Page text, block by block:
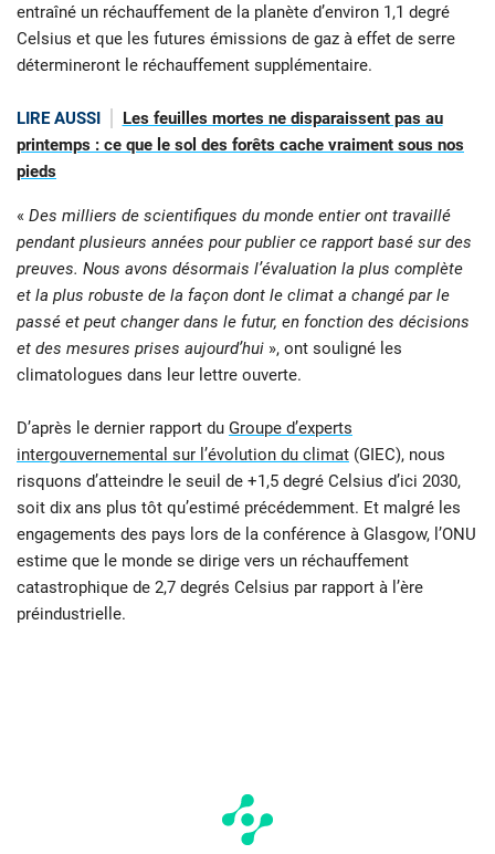
entraîné un réchauffement de la planète d’environ 1,1 degré
Celsius et que les futures émissions de gaz à effet de serre
détermineront le réchauffement supplémentaire.
LIRE AUSSI
Les feuilles mortes ne disparaissent pas au
printemps : ce que le sol des forêts cache vraiment sous nos
pieds
« Des milliers de scientifiques du monde entier ont travaillé
pendant plusieurs années pour publier ce rapport basé sur des
preuves. Nous avons désormais l’évaluation la plus complète
et la plus robuste de la façon dont le climat a changé par le
passé et peut changer dans le futur, en fonction des décisions
et des mesures prises aujourd’hui », ont souligné les
climatologues dans leur lettre ouverte.
D’après le dernier rapport du Groupe d’experts
intergouvernemental sur l’évolution du climat (GIEC), nous
risquons d’atteindre le seuil de +1,5 degré Celsius d’ici 2030,
soit dix ans plus tôt qu’estimé précédemment. Et malgré les
engagements des pays lors de la conférence à Glasgow, l’ONU
estime que le monde se dirige vers un réchauffement
catastrophique de 2,7 degrés Celsius par rapport à l’ère
préindustrielle.